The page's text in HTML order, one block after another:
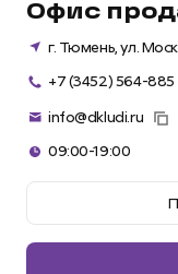
Офис
г. Тюмень, ул.
+7 (3452) 564-885
info@dkludi.ru
09:00-19:00